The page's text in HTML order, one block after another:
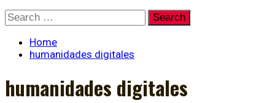
Skip
to
content
Search
for:
Home
humanidades digitales
humanidades digitales